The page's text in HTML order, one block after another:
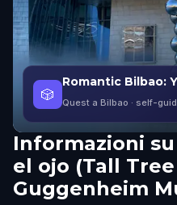
🎲
Romantic Bilbao:
Quest a Bilbao · self-
Informazioni su
el ojo (Tall
Guggenheim